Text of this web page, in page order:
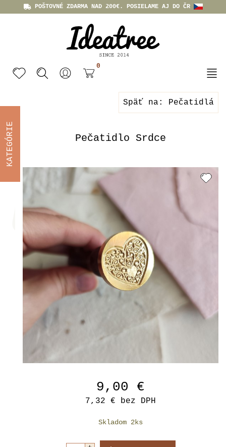
POŠTOVNÉ ZDARMA NAD 200€. POSIELAME AJ DO ČR
0
Späť na: Pečatidlá
Pečatidlo Srdce
9,00 €
7,32 € bez DPH
Skladom 2ks
KATEGÓRIE